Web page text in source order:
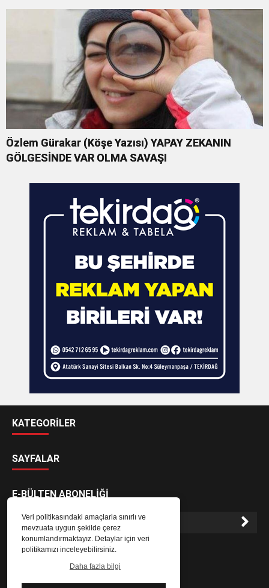
Veri politikasındaki amaçlarla sınırlı ve
mevzuata uygun şekilde çerez
konumlandırmaktayız. Detaylar için veri
politikamızı inceleyebilirsiniz.
Daha fazla bilgi
KOMEDİSİ
Özlem Gürakar (Köşe Yazısı) YAPAY ZEKANIN
GÖLGESİNDE VAR OLMA SAVAŞI
KATEGORİLER
SAYFALAR
E-BÜLTEN ABONELİĞİ
E-Bülten aboneliği ile haberlere daha hızlı erişin.